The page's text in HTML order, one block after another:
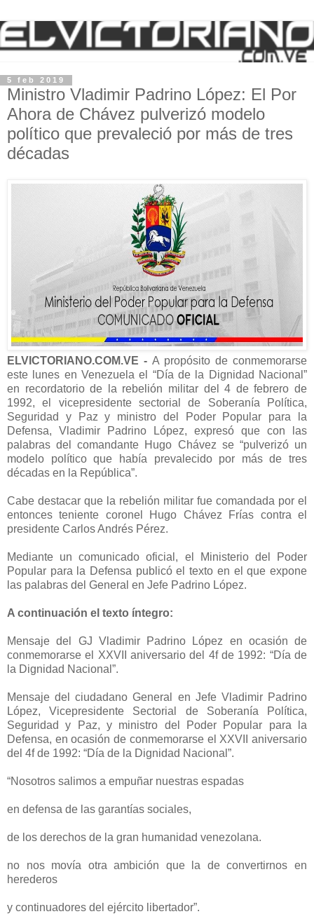
5 feb 2019
Ministro Vladimir Padrino López: El Por
Ahora de Chávez pulverizó modelo
político que prevaleció por más de tres
décadas
ELVICTORIANO.COM.VE - A propósito de conmemorarse
este lunes en Venezuela el “Día de la Dignidad Nacional”
en recordatorio de la rebelión militar del 4 de febrero de
1992, el vicepresidente sectorial de Soberanía Política,
Seguridad y Paz y ministro del Poder Popular para la
Defensa, Vladimir Padrino López, expresó que con las
palabras del comandante Hugo Chávez se “pulverizó un
modelo político que había prevalecido por más de tres
décadas en la República”.
Cabe destacar que la rebelión militar fue comandada por el
entonces teniente coronel Hugo Chávez Frías contra el
presidente Carlos Andrés Pérez.
Mediante un comunicado oficial, el Ministerio del Poder
Popular para la Defensa publicó el texto en el que expone
las palabras del General en Jefe Padrino López.
A continuación el texto íntegro:
Mensaje del GJ Vladimir Padrino López en ocasión de
conmemorarse el XXVII aniversario del 4f de 1992: “Día de
la Dignidad Nacional”.
Mensaje del ciudadano General en Jefe Vladimir Padrino
López, Vicepresidente Sectorial de Soberanía Política,
Seguridad y Paz, y ministro del Poder Popular para la
Defensa, en ocasión de conmemorarse el XXVII aniversario
del 4f de 1992: “Día de la Dignidad Nacional”.
“Nosotros salimos a empuñar nuestras espadas
en defensa de las garantías sociales,
de los derechos de la gran humanidad venezolana.
no nos movía otra ambición que la de convertirnos en
herederos
y continuadores del ejército libertador”.